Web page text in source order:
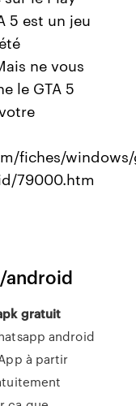
5 est un jeu
ne vous
le GTA 5
fiches/
79000.htm
android
gratuit
android
à partir